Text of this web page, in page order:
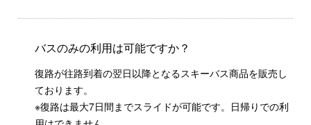
バスのみの利用は可能ですか？
復路が往路到着の翌日以降となるスキーバス商品を販売し
ております。
※復路は最大7日間までスライドが可能です。日帰りでの利